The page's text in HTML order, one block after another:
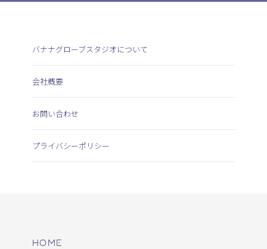
バナナグローブスタジオについて
会社概要
お問い合わせ
プライバシーポリシー
HOME